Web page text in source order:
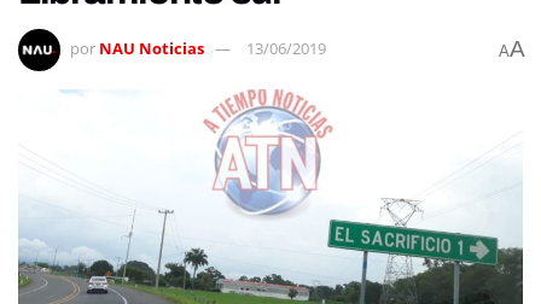
por NAU Noticias 13/06/2019 AA